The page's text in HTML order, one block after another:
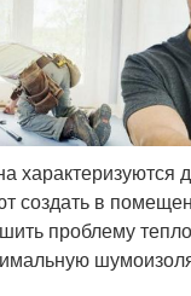
характеризуются
создать в
проблему